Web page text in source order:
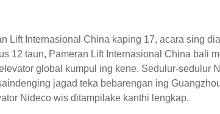
Lift Internasional China kaping 17, acara sing
12 taun, Pameran Lift Internasional China bali
global kumpul ing kene. Sedulur-sedulur
jagad teka bebarengan ing
Nideco wis ditampilake kanthi lengkap.